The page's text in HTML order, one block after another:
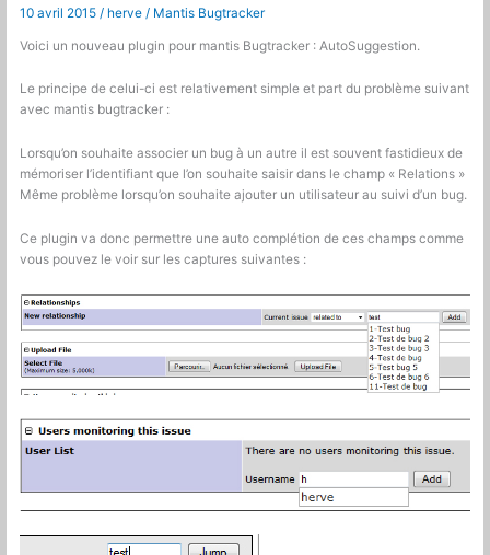
10 avril 2015 / herve / Mantis Bugtracker
Voici un nouveau plugin pour mantis Bugtracker : AutoSuggestion.
Le principe de celui-ci est relativement simple et part du problème suivant
avec mantis bugtracker :
Lorsqu’on souhaite associer un bug à un autre il est souvent fastidieux de
mémoriser l’identifiant que l’on souhaite saisir dans le champ « Relations »
Même problème lorsqu’on souhaite ajouter un utilisateur au suivi d’un bug.
Ce plugin va donc permettre une auto complétion de ces champs comme
vous pouvez le voir sur les captures suivantes :